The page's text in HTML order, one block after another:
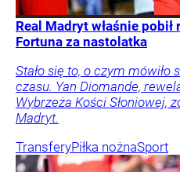
Real Madryt właśnie
Fortuna za nastolatka
Stało się to, o czym mówiło
czasu. Yan Diomande,
Wybrzeża Kości Słoniowej,
Madryt.
TransferyPiłka nożnaSport